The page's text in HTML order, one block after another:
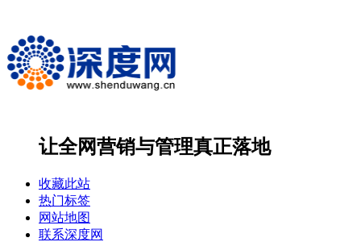
让全网营销与管理真正落地
收藏此站
热门标签
网站地图
联系深度网